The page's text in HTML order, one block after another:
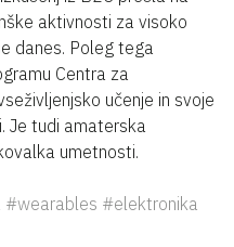
aktivnosti za visoko
danes. Poleg tega
Centra za
učenje in svoje
Je tudi amaterska
umetnosti.
#elektronika